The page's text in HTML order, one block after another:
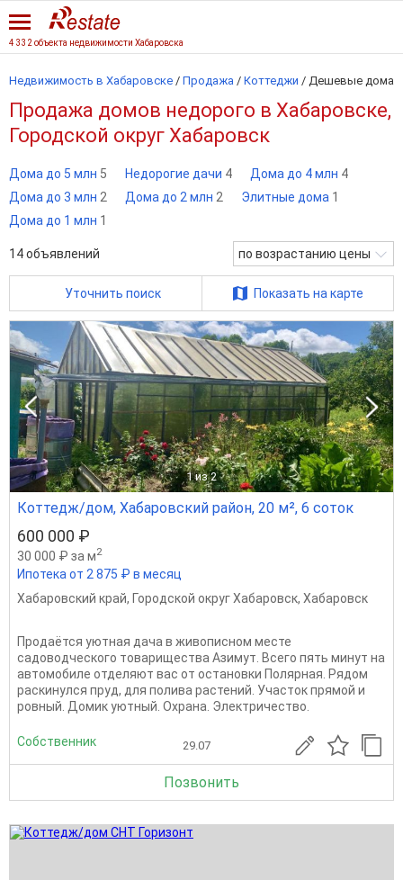
4 332 объекта недвижимости Хабаровска
Недвижимость в Хабаровске / Продажа / Коттеджи / Дешевые дома
Продажа домов недорого в Хабаровске,
Городской округ Хабаровск
Дома до 5 млн 5 Недорогие дачи 4 Дома до 4 млн 4
Дома до 3 млн 2 Дома до 2 млн 2 Элитные дома 1
Дома до 1 млн 1
14объявлений по возрастанию цены
Уточнить поиск Показать на карте
1 из 2
Коттедж/дом, Хабаровский район, 20 м², 6 соток
600 000 ₽
30 000 ₽ за м2
Ипотека от 2 875 ₽ в месяц
Хабаровский край, Городской округ Хабаровск, Хабаровск
Продаётся уютная дача в живописном месте
садоводческого товарищества Азимут. Всего пять минут на
автомобиле отделяют вас от остановки Полярная. Рядом
раскинулся пруд, для полива растений. Участок прямой и
ровный. Домик уютный. Охрана. Электричество.
Собственник 29.07
Позвонить